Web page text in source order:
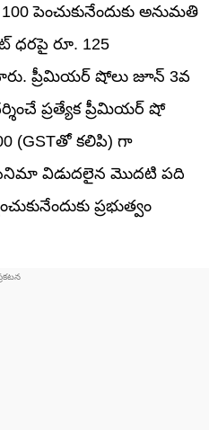
పెంచుకునేందుకు అనుమతి
ధరపై రూ. 125
ప్రీమియర్ షోలు జూన్ 3వ
ప్రత్యేక ప్రీమియర్ షో
(GSTతో కలిపి) గా
విడుదలైన మొదటి పది
ప్రభుత్వం